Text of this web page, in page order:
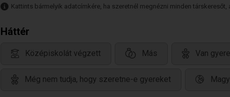
Kattints bármelyik adatcímkére, ha szeretnél megnézni minden társkeresőt,
Háttér
Középiskolát végzett Más Van
Még nem tudja, hogy szeretne-e gyereket